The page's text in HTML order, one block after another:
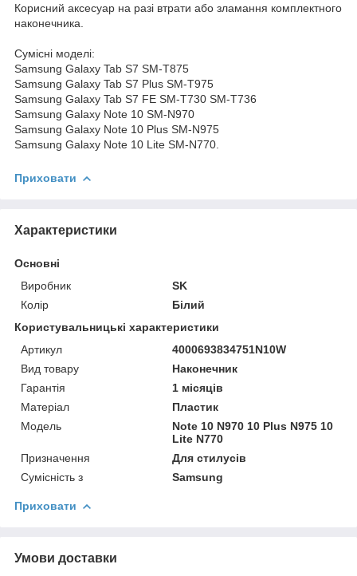
Корисний аксесуар на разі втрати або зламання комплектного
наконечника.
Сумісні моделі:
Samsung Galaxy Tab S7 SM-T875
Samsung Galaxy Tab S7 Plus SM-T975
Samsung Galaxy Tab S7 FE SM-T730 SM-T736
Samsung Galaxy Note 10 SM-N970
Samsung Galaxy Note 10 Plus SM-N975
Samsung Galaxy Note 10 Lite SM-N770.
Приховати
Характеристики
Основні
Виробник
SK
Колір
Білий
Користувальницькі характеристики
Артикул
4000693834751N10W
Вид товару
Наконечник
Гарантія
1 місяців
Матеріал
Пластик
Мoдель
Note 10 N970 10 Plus N975 10
Lite N770
Призначення
Для стилусів
Сумісність з
Samsung
Приховати
Умови доставки